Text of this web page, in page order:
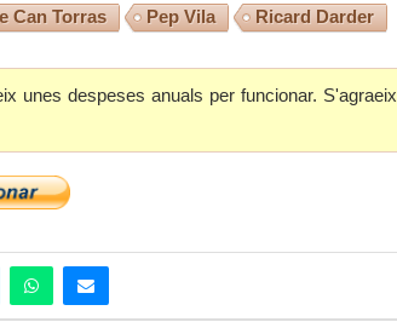
Can Torras Pep Vila Ricard Darder
unes despeses anuals per funcionar. S'agraeix